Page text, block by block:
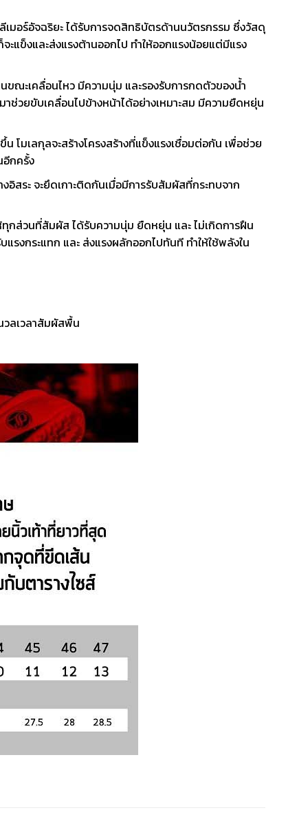
มอร์อัจฉริยะ ได้รับการจดสิทธิบัตรด้านนวัตรกรรม ซึ่งวัสดุ
ะแข็งและส่งแรงต้านออกไป ทำให้ออกแรงน้อยแต่มีแรง
ณะเคลื่อนไหว มีความนุ่ม และรองรับการกดตัวของน้ำ
าช่วยขับเคลื่อนไปข้างหน้าได้อย่างเหมาะสม มีความยืดหยุ่น
โมเลกุลจะสร้างโครงสร้างที่แข็งแรงเชื่อมต่อกัน เพื่อช่วย
อีกครั้ง
อิสระ จะยึดเกาะติดกันเมื่อมีการรับสัมผัสที่กระทบจาก
ทุกส่วนที่สัมผัส ได้รับความนุ่ม ยืดหยุ่น และ ไม่เกิดการฝืน
แรงกระแทก และ ส่งแรงผลักออกไปทันที ทำให้ใช้พลังใน
ลเวลาสัมผัสพื้น